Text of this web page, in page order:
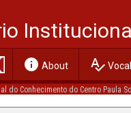
info About spellcheck
do Conhecimento do Centro Paula